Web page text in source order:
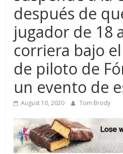
después de
jugador de 18
corriera bajo
de piloto de
un evento de
August 10, 2020 Tom Brody